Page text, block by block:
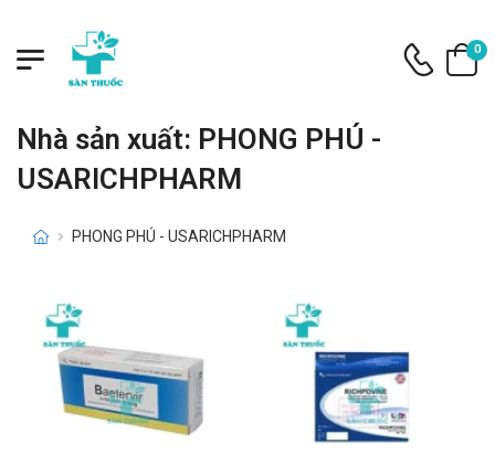
0
Nhà sản xuất: PHONG PHÚ -
USARICHPHARM
PHONG PHÚ - USARICHPHARM